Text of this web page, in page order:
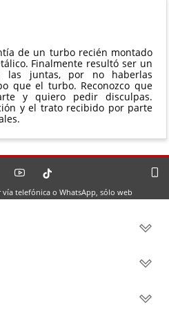
de un turbo recién montado
Finalmente resultó ser un
las juntas, por no haberlas
que el turbo. Reconozco que
y quiero pedir disculpas.
y el trato recibido por parte
telefónica o WhatsApp, sólo web